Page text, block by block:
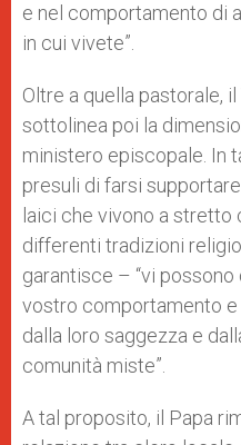
e nel comportamento di
in cui vivete”.
Oltre a quella pastorale,
sottolinea poi la
ministero episcopale. In
presuli di farsi
laici che vivono a
differenti tradizioni
garantisce – “vi
vostro comportamento
dalla loro saggezza e
comunità miste”.
A tal proposito, il Papa